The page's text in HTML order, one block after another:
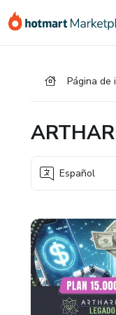
Página de
Español